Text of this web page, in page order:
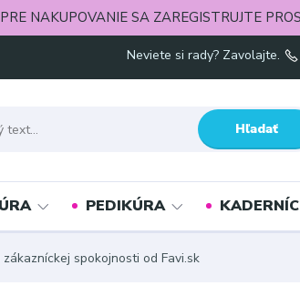
NAKUPOVANIE SA ZAREGISTRUJTE
Hľadať
Neviete si rady? Zavolajte.
PEDIKÚRA
spokojnosti od Favi.sk